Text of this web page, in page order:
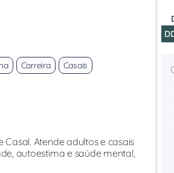
Carreira Casais
Atende adultos e casais
autoestima e saúde mental,